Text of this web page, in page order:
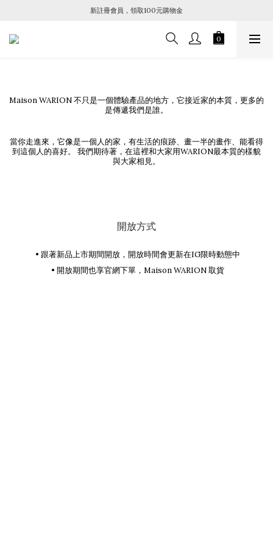
新註冊會員，領取100元購物金
Maison WARION 不只是一個體驗產品的地方，它接近家的本質，更多的
是傳遞我們是誰。
當你走進來，它像是一個人的家，有生活的痕跡、畫一半的畫作、能看得
到這個人的喜好。 我們期待著，在這裡和大家用WARION最本質的樣貌
與大家相見。
開放方式
• 跟著新品上市期間開放，開放時間會更新在IG限時動態中
• 開放期間也享官網下單，Maison WARION 取貨